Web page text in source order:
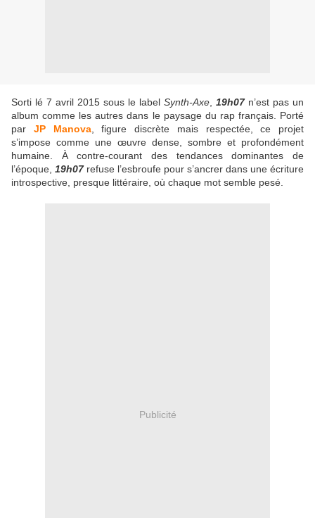
Sorti lé 7 avril 2015 sous le label Synth-Axe 19h07n’est pas un
album comme les autres dans le paysage du rap français. Porté
par JP Manova, figure discrète mais respectée, ce projet
s’impose comme une œuvre dense, sombre et profondément
humaine. À contre-courant des tendances dominantes de
l’époque, 19h07refuse l’esbroufe pour s’ancrer dans une écriture
introspective, presque littéraire, où chaque mot semble pesé.
Publicité